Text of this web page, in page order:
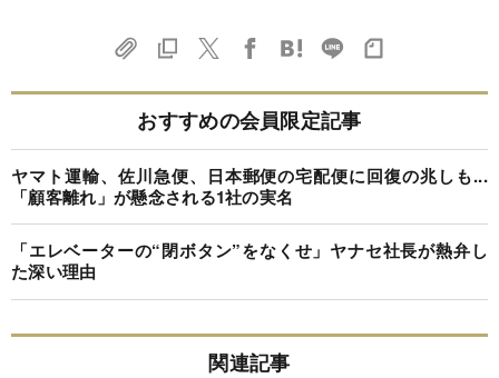
おすすめの会員限定記事
ヤマト運輸、佐川急便、日本郵便の宅配便に回復の兆しも...
「顧客離れ」が懸念される1社の実名
「エレベーターの“閉ボタン”をなくせ」ヤナセ社長が熱弁し
た深い理由
関連記事